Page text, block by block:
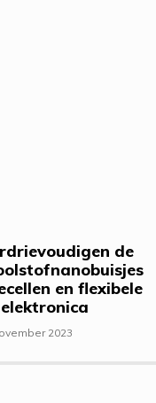
de
en flexibele
2023